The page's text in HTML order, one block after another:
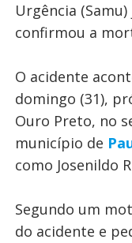
Urgência
confirmou a
O acidente
domingo (31),
Ouro Preto, no
município de
como Josenildo
Segundo um
do acidente e